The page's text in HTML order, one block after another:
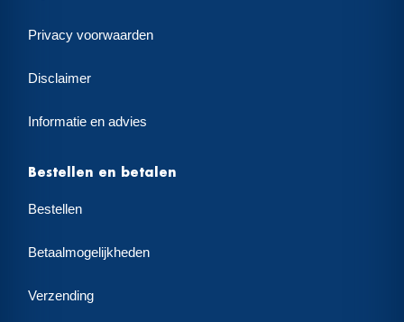
Privacy voorwaarden
Disclaimer
Informatie en advies
Bestellen en betalen
Bestellen
Betaalmogelijkheden
Verzending